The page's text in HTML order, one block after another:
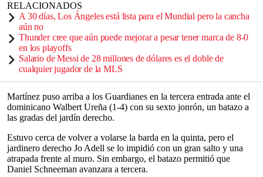
RELACIONADOS
A 30 días, Los Ángeles está lista para el Mundial pero la cancha
aún no
Thunder cree que aún puede mejorar a pesar tener marca de 8-0
en los playoffs
Salario de Messi de 28 millones de dólares es el doble de
cualquier jugador de la MLS
Martínez puso arriba a los Guardianes en la tercera entrada ante el
dominicano Walbert Ureña (1-4) con su sexto jonrón, un batazo a
las gradas del jardín derecho.
Estuvo cerca de volver a volarse la barda en la quinta, pero el
jardinero derecho Jo Adell se lo impidió con un gran salto y una
atrapada frente al muro. Sin embargo, el batazo permitió que
Daniel Schneeman avanzara a tercera.